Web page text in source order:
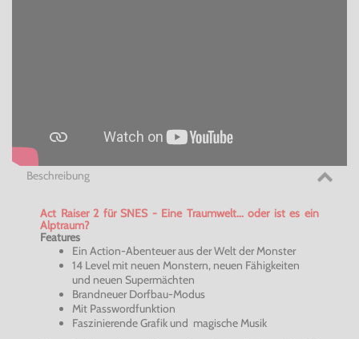
Beschreibung
Act Raiser2 für SNES - Eine Traumwelt... oder ist es ein
Alptraum?
Features
Ein Action-Abenteuer aus der Welt der Monster
14 Level mit neuen Monstern, neuen Fähigkeiten
und neuen Supermächten
Brandneuer Dorfbau-Modus
Mit Passwordfunktion
Faszinierende Grafik und magische Musik